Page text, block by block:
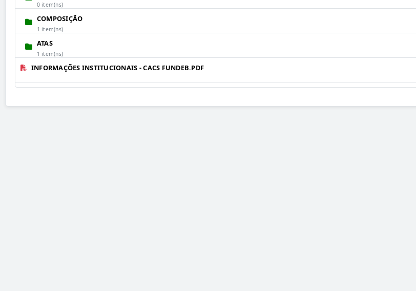
0 item(ns)
COMPOSIÇÃO
1 item(ns)
ATAS
1 item(ns)
INFORMAÇÕES INSTITUCIONAIS - CACS FUNDEB.PDF